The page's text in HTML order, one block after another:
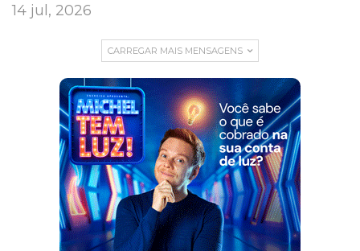
14 jul, 2026
CARREGAR MAIS MENSAGENS